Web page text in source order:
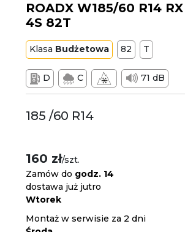
ROADX W185/60 R14
4S 82T
Klasa Budżetowa 82 T
D C 71 dB
185 /60 R14
160 zł/szt.
Zamów do godz. 14
dostawa już jutro
Wtorek
Montaż w serwisie za 2 dni